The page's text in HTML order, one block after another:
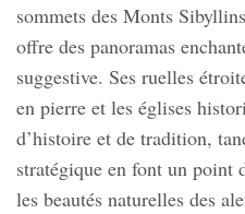
sommets des Monts
offre des panoramas
suggestive. Ses ruelles
en pierre et les églises
d’histoire et de tradition,
stratégique en font un point
les beautés naturelles des